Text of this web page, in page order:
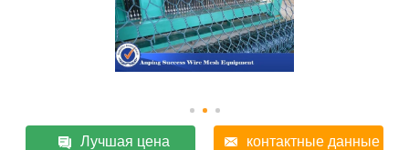
Лучшая цена контактные данные